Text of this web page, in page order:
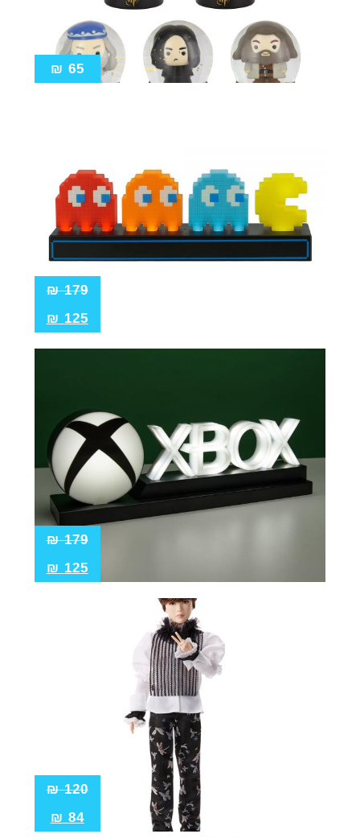
65
₪
179
₪
125
₪
179
₪
125
₪
120
₪
84
₪